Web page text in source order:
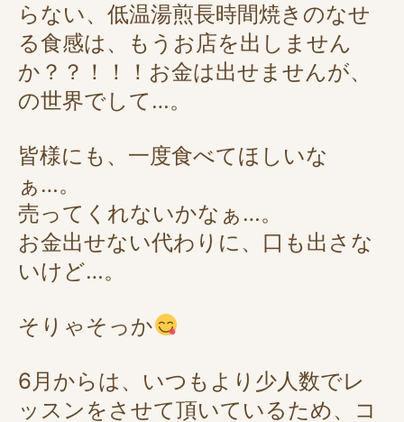
らない、低温湯煎長時間焼きのなせ
る食感は、もうお店を出しません
か？？！！！お金は出せませんが、
の世界でして…。
皆様にも、一度食べてほしいな
ぁ…。
売ってくれないかなぁ…。
お金出せない代わりに、口も出さな
いけど…。
そりゃそっか
6月からは、いつもより少人数でレ
ッスンをさせて頂いているため、コ